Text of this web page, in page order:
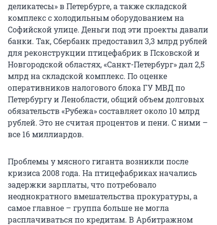
деликатесы» в Петербурге, а также складской
комплекс с холодильным оборудованием на
Софийской улице. Деньги под эти проекты давали
банки. Так, Сбербанк предоставил 3,3 млрд рублей
для реконструкции птицефабрик в Псковской и
Новгородской областях, «Санкт-Петербург» дал 2,5
млрд на складской комплекс. По оценке
оперативников налогового блока ГУ МВД по
Петербургу и Ленобласти, общий объем долговых
обязательств «Рубежа» составляет около 10 млрд
рублей. Это не считая процентов и пени. С ними –
все 16 миллиардов.
Проблемы у мясного гиганта возникли после
кризиса 2008 года. На птицефабриках начались
задержки зарплаты, что потребовало
неоднократного вмешательства прокуратуры, а
самое главное – группа больше не могла
расплачиваться по кредитам. В Арбитражном